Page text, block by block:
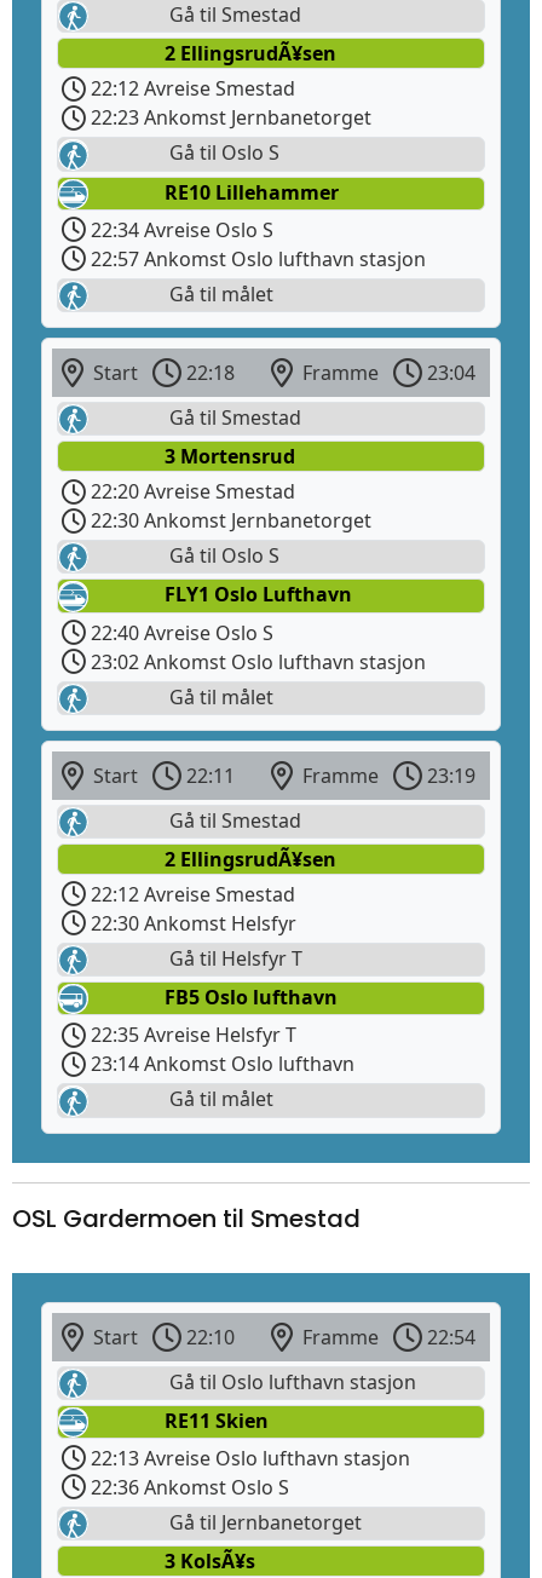
Gå til Smestad
2 EllingsrudÃ¥sen
22:12 Avreise Smestad
22:23 Ankomst Jernbanetorget
Gå til Oslo S
RE10 Lillehammer
22:34 Avreise Oslo S
22:57 Ankomst Oslo lufthavn stasjon
Gå til målet
Start 22:18 Framme
23:04
Gå til Smestad
3 Mortensrud
22:20 Avreise Smestad
22:30 Ankomst Jernbanetorget
Gå til Oslo S
FLY1 Oslo Lufthavn
22:40 Avreise Oslo S
23:02 Ankomst Oslo lufthavn stasjon
Gå til målet
Start 22:11 Framme
23:19
Gå til Smestad
2 EllingsrudÃ¥sen
22:12 Avreise Smestad
22:30 Ankomst Helsfyr
Gå til Helsfyr T
FB5 Oslo lufthavn
22:35 Avreise Helsfyr T
23:14 Ankomst Oslo lufthavn
Gå til målet
OSL Gardermoen til Smestad
Start 22:10 Framme
22:54
Gå til Oslo lufthavn stasjon
RE11 Skien
22:13 Avreise Oslo lufthavn stasjon
22:36 Ankomst Oslo S
Gå til Jernbanetorget
3 KolsÃ¥s